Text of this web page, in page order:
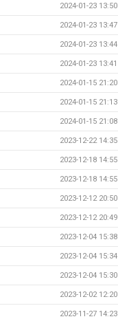
2024-01-23 13:50
2024-01-23 13:47
2024-01-23 13:44
2024-01-23 13:41
2024-01-15 21:20
2024-01-15 21:13
2024-01-15 21:08
2023-12-22 14:35
2023-12-18 14:55
2023-12-18 14:55
2023-12-12 20:50
2023-12-12 20:49
2023-12-04 15:38
2023-12-04 15:34
2023-12-04 15:30
2023-12-02 12:20
2023-11-27 14:23